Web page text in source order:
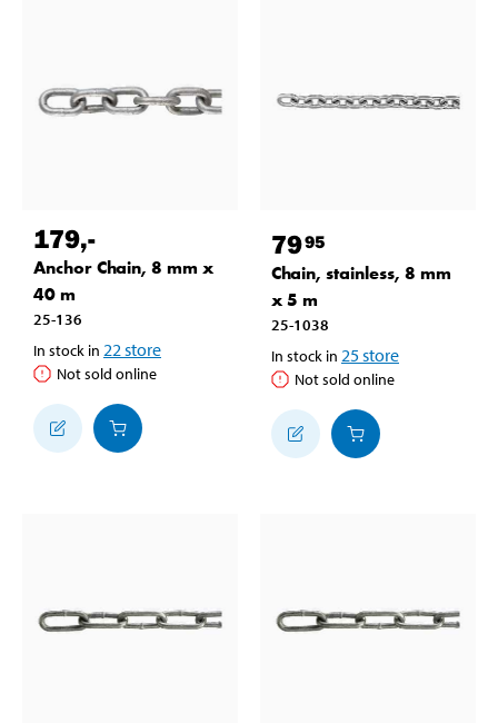
179,-
Anchor Chain, 8 mm x
40 m
25-136
In stock in 22 store
Not sold online
7995
Chain, stainless, 8 mm
x 5 m
25-1038
In stock in 25store
Not sold online